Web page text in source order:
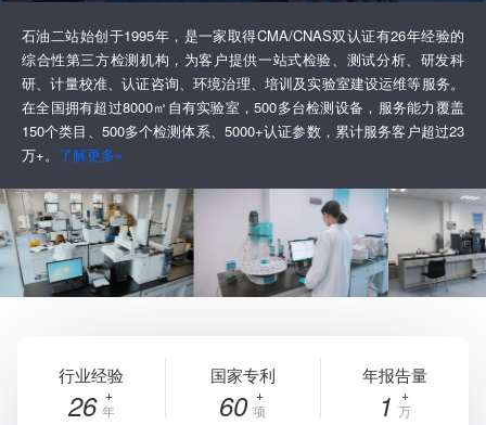
石油二站始创于1995年，是一家取得CMA/CNAS双认证有26年经验的
综合性第三方检测机构，为客户提供一站式检验、测试分析、研发科
研、计量校准、认证咨询、环境治理、培训及实验室建设运维等服务。
在全国拥有超过8000㎡自有实验室，500多台检测设备，服务能力覆盖
150个类目、500多个检测体系、5000+认证参数，累计服务客户超过23
万+。 了解更多»
行业经验
26 年
国家专利
60 项
年报告量
1 万